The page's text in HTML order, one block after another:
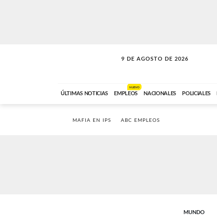
9 DE AGOSTO DE 2026
SOLO MÚSICA
ÚLTIMAS NOTICIAS EMPLEOS
NUEVO
NACIONALES POLICIALES
MAFIA EN IPS ABC EMPLEOS
MUNDO